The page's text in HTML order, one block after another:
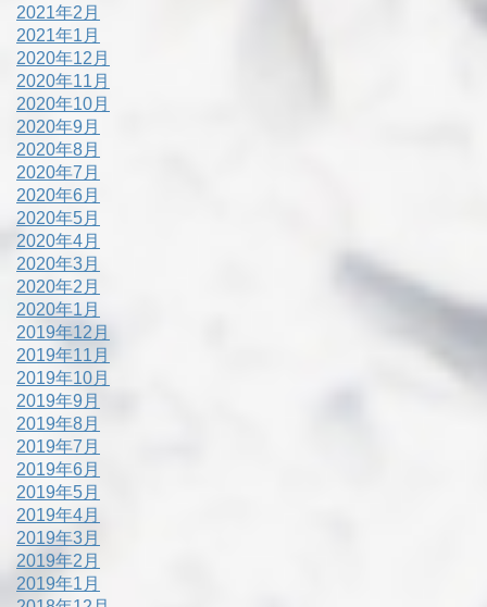
2021年2月
2021年1月
2020年12月
2020年11月
2020年10月
2020年9月
2020年8月
2020年7月
2020年6月
2020年5月
2020年4月
2020年3月
2020年2月
2020年1月
2019年12月
2019年11月
2019年10月
2019年9月
2019年8月
2019年7月
2019年6月
2019年5月
2019年4月
2019年3月
2019年2月
2019年1月